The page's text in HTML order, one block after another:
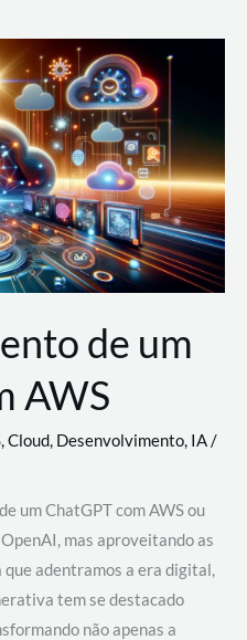
de um
AWS
,Cloud, Desenvolvimento, IA/
um ChatGPT com AWS ou
mas aproveitando as
que adentramos a era digital,
tem se destacado
não apenas a